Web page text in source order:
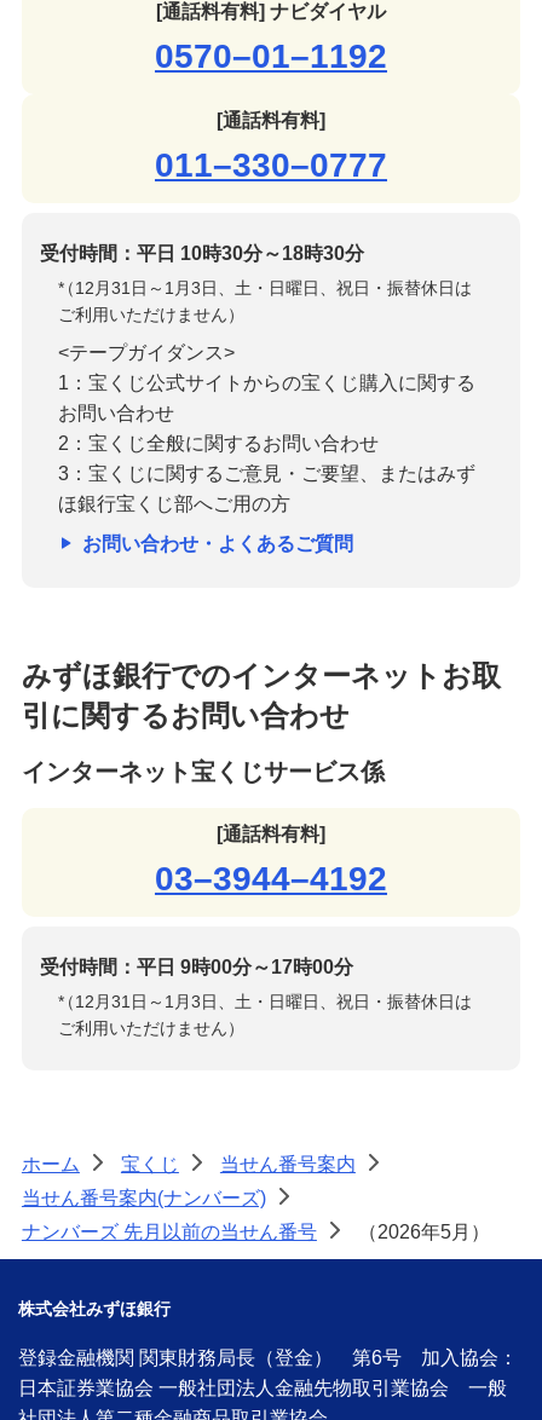
[通話料有料] ナビダイヤル
0570–01–1192
[通話料有料]
011–330–0777
受付時間：平日 10時30分～18時30分
*
（12月31日～1月3日、土・日曜日、祝日・振替休日は
ご利用いただけません）
<テープガイダンス>
1：宝くじ公式サイトからの宝くじ購入に関する
お問い合わせ
2：宝くじ全般に関するお問い合わせ
3：宝くじに関するご意見・ご要望、またはみず
ほ銀行宝くじ部へご用の方
お問い合わせ・よくあるご質問
みずほ銀行でのインターネットお取
引に関するお問い合わせ
インターネット宝くじサービス係
[通話料有料]
03–3944–4192
受付時間：平日 9時00分～17時00分
*
（12月31日～1月3日、土・日曜日、祝日・振替休日は
ご利用いただけません）
ホーム > 宝くじ > 当せん番号案内
>
当せん番号案内(ナンバーズ)
>
ナンバーズ 先月以前の当せん番号
> （2026年5月）
株式会社みずほ銀行
登録金融機関 関東財務局長（登金） 第6号 加入協会：
日本証券業協会 一般社団法人金融先物取引業協会 一般